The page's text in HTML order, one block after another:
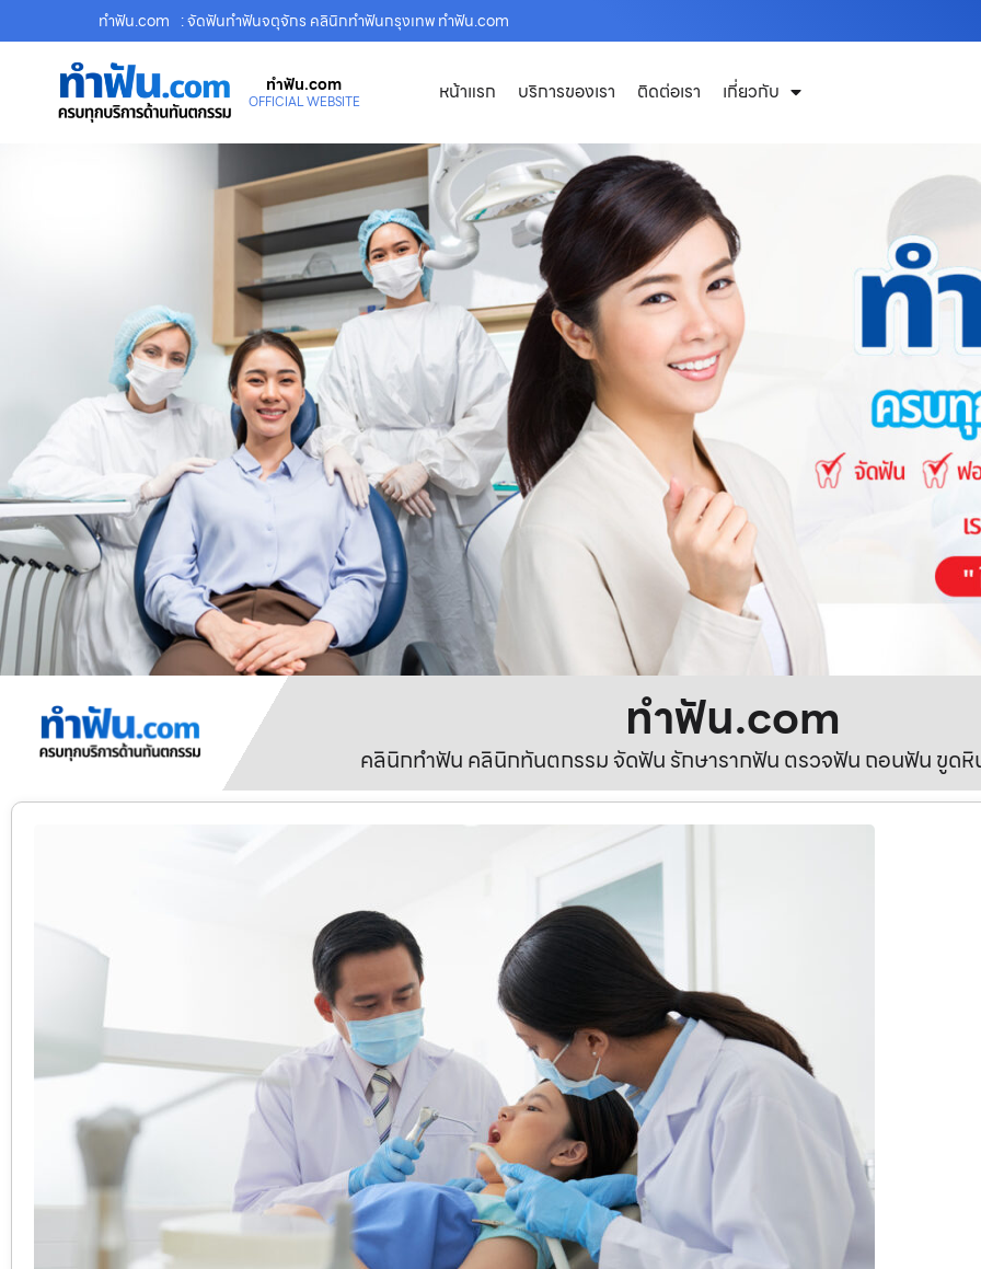
ทําฟัน.com : จัดฟันทำฟันจตุจักร คลินิกทำฟันกรุงเทพ ทำฟัน.com
ทําฟัน.com
OFFICIAL WEBSITE หน้าแรก บริการของเรา ติดต่อเรา เกี่ยวกับ
ทําฟัน.com
คลินิกทำฟัน คลินิกทันตกรรม จัดฟัน รักษารากฟัน ตรวจฟัน ถอนฟัน ขูด